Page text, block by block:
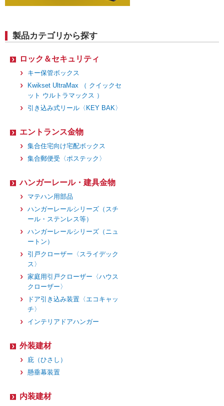
製品カテゴリから探す
ロック＆セキュリティ
キー保管ボックス
Kwikset UltraMax （ クイックセ
ット ウルトラマックス ）
引き込み式リール〈KEY BAK〉
エントランス金物
集合住宅向け宅配ボックス
集合郵便受〈ポステック〉
ハンガーレール・建具金物
マテハン用部品
ハンガーレールシリーズ（スチ
ール・ステンレス等）
ハンガーレールシリーズ（ニュ
ートン）
引戸クローザー〈スライデック
ス〉
家庭用引戸クローザー〈ハウス
クローザー〉
ドア引き込み装置〈エコキャッ
チ〉
インテリアドアハンガー
外装建材
庇（ひさし）
懸垂幕装置
内装建材